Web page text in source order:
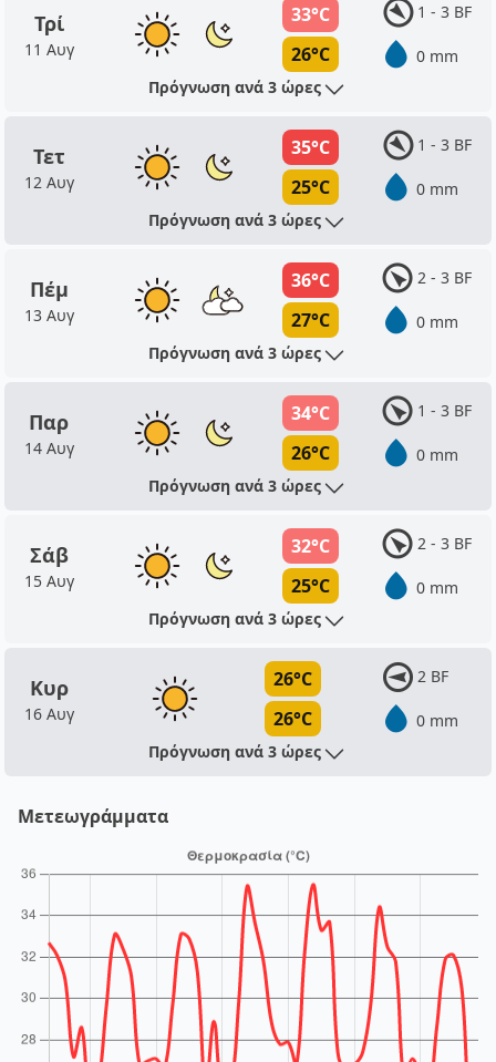
Τρί
11 Αυγ
33°C
26°C
1 - 3 BF
0 mm
Πρόγνωση ανά 3 ώρες
Τετ
12 Αυγ
35°C
25°C
1 - 3 BF
0 mm
Πρόγνωση ανά 3 ώρες
Πέμ
13 Αυγ
36°C
27°C
2 - 3 BF
0 mm
Πρόγνωση ανά 3 ώρες
Παρ
14 Αυγ
34°C
26°C
1 - 3 BF
0 mm
Πρόγνωση ανά 3 ώρες
Σάβ
15 Αυγ
32°C
25°C
2 - 3 BF
0 mm
Πρόγνωση ανά 3 ώρες
Κυρ
16 Αυγ
26°C
26°C
2 BF
0 mm
Πρόγνωση ανά 3 ώρες
Μετεωγράμματα